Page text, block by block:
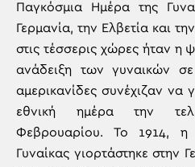
Παγκόσμια Ημέρα της
Γερμανία, την Ελβετία και
στις τέσσερις χώρες ήταν η
ανάδειξη των γυναικών
αμερικανίδες συνέχιζαν να
εθνική ημέρα την
Φεβρουαρίου. Το 1914, η
Γυναίκας γιορτάστηκε στην